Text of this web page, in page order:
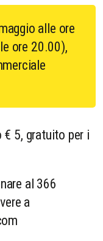
alle ore
ore 20.00),
5, gratuito per i
al 366
a